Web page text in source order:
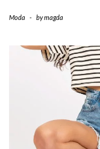
Moda - bymagda